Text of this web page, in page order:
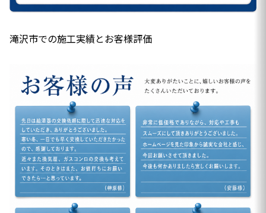
滝沢市での施工実績とお客様評価